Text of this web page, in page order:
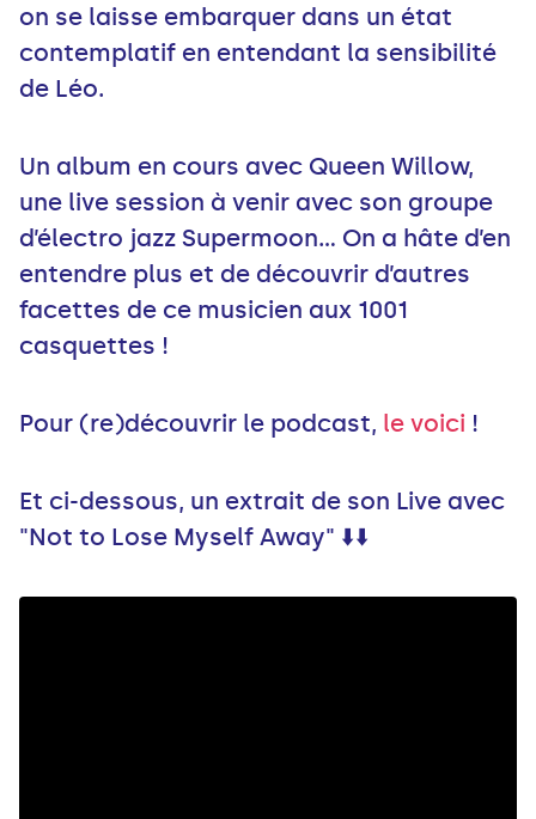
on se laisse embarquer dans un état
contemplatif en entendant la sensibilité
de Léo.
Un album en cours avec Queen Willow,
une live session à venir avec son groupe
d’électro jazz Supermoon… On a hâte d’en
entendre plus et de découvrir d’autres
facettes de ce musicien aux 1001
casquettes !
Pour (re)découvrir le podcast, le voici !
Et ci-dessous, un extrait de son Live avec
"Not to Lose Myself Away" ⬇️⬇️